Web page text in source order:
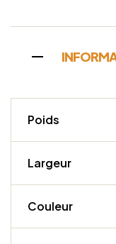
Poids
Largeur
Couleur